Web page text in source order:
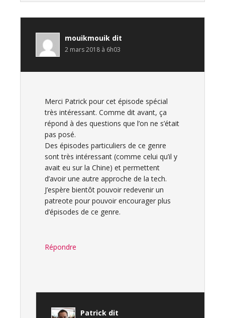
mouikmouik dit
2 mars 2018 à 6h03
Merci Patrick pour cet épisode spécial
très intéressant. Comme dit avant, ça
répond à des questions que l’on ne s’était
pas posé.
Des épisodes particuliers de ce genre
sont très intéressant (comme celui qu’il y
avait eu sur la Chine) et permettent
d’avoir une autre approche de la tech.
J’espère bientôt pouvoir redevenir un
patreote pour pouvoir encourager plus
d’épisodes de ce genre.
Répondre
Patrick dit